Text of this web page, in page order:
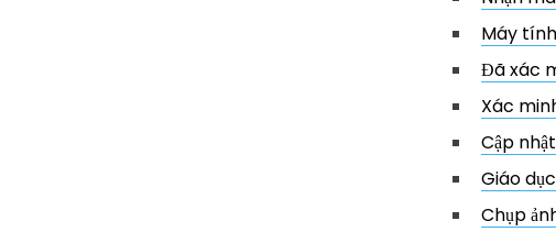
Máy
Đã xác
Xác
Cập
Giáo
Chụp